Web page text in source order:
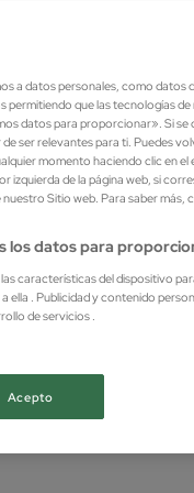
EAU
Jabón
a datos personales, como datos
permitiendo que las tecnologías
datos para proporcionar». Si se
ser relevantes para ti. Puedes
momento haciendo clic en
de la página web, si
Sitio web. Para saber más,
los datos para
características del dispositivo
ella . Publicidad y contenido
de servicios .
Acepto